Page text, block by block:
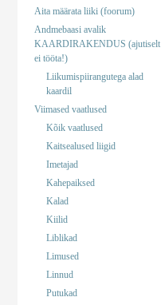
Aita määrata liiki (foorum)
Andmebaasi avalik
KAARDIRAKENDUS (ajutiselt
ei tööta!)
Liikumispiirangutega alad
kaardil
Viimased vaatlused
Kõik vaatlused
Kaitsealused liigid
Imetajad
Kahepaiksed
Kalad
Kiilid
Liblikad
Limused
Linnud
Putukad